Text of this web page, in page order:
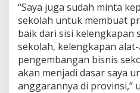
j
u
k
a
n
d
i
W
“Saya juga sudah minta
sekolah untuk membuat
baik dari sisi kelengkapan
sekolah, kelengkapan
pengembangan bisnis
akan menjadi dasar saya
anggarannya di provinsi,”